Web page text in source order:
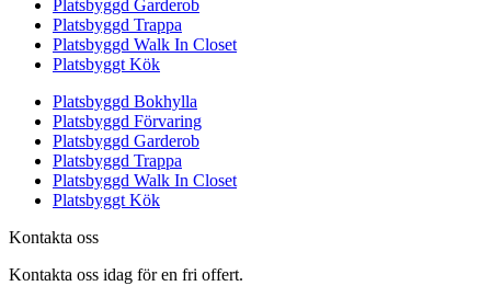
Platsbyggd Garderob
Platsbyggd Trappa
Platsbyggd Walk In Closet
Platsbyggt Kök
Platsbyggd Bokhylla
Platsbyggd Förvaring
Platsbyggd Garderob
Platsbyggd Trappa
Platsbyggd Walk In Closet
Platsbyggt Kök
Kontakta oss
Kontakta oss idag för en fri offert.